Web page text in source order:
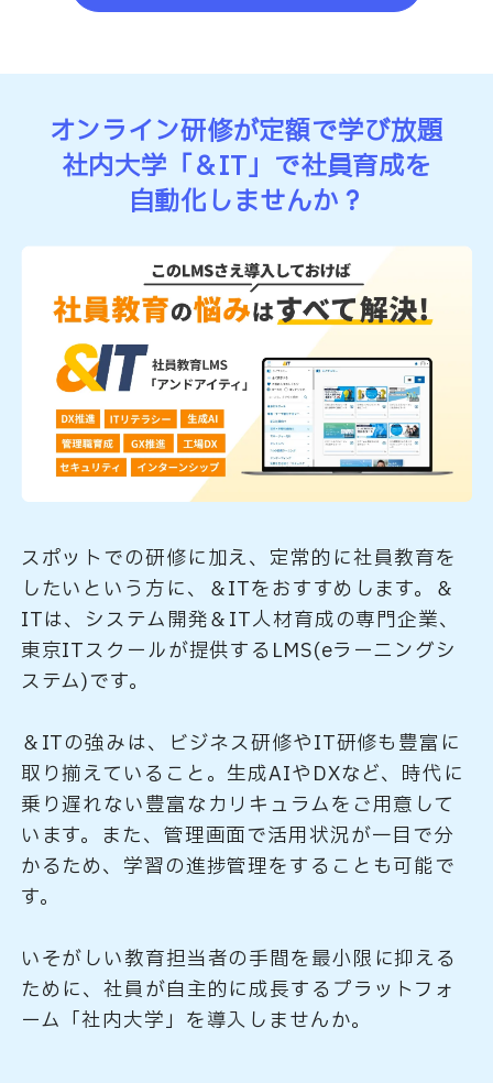
オンライン研修が定額で学び放題
社内大学「＆IT」で社員育成を
自動化しませんか？
スポットでの研修に加え、定常的に社員教育を
したいという方に、＆ITをおすすめします。＆
ITは、システム開発＆IT人材育成の専門企業、
東京ITスクールが提供するLMS(eラーニングシ
ステム)です。
＆ITの強みは、ビジネス研修やIT研修も豊富に
取り揃えていること。生成AIやDXなど、時代に
乗り遅れない豊富なカリキュラムをご用意して
います。また、管理画面で活用状況が一目で分
かるため、学習の進捗管理をすることも可能で
す。
いそがしい教育担当者の手間を最小限に抑える
ために、社員が自主的に成長するプラットフォ
ーム「社内大学」を導入しませんか。